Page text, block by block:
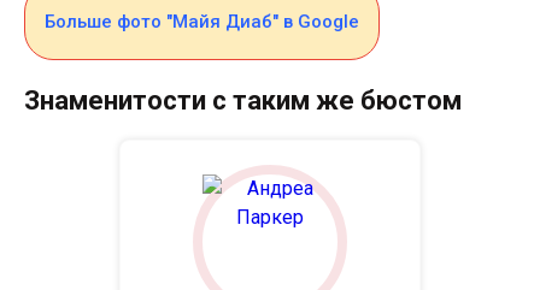
Больше фото "Майя Диаб" в Google
Знаменитости с таким же бюстом